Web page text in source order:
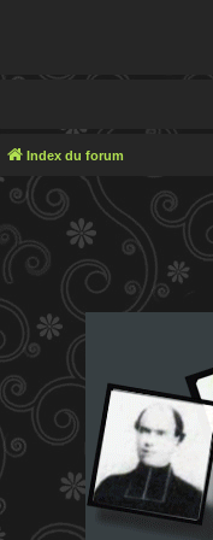
Index du forum